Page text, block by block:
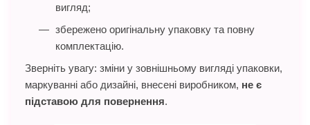
вигляд;
збережено оригінальну упаковку та повну
комплектацію.
Зверніть увагу: зміни у зовнішньому вигляді упаковки,
маркуванні або дизайні, внесені виробником, не є
підставою для повернення.